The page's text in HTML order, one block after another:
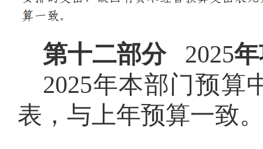
第十二部分 2025
2025年本部门预算
表，与上年预算一致